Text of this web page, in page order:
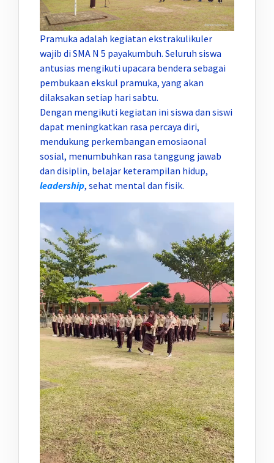
Pramuka adalah kegiatan ekstrakulikuler
wajib di SMA N 5 payakumbuh. Seluruh siswa
antusias mengikuti upacara bendera sebagai
pembukaan ekskul pramuka, yang akan
dilaksakan setiap hari sabtu.
Dengan mengikuti kegiatan ini siswa dan siswi
dapat meningkatkan rasa percaya diri,
mendukung perkembangan emosiaonal
sosial, menumbuhkan rasa tanggung jawab
dan disiplin, belajar keterampilan hidup,
leadership, sehat mental dan fisik.